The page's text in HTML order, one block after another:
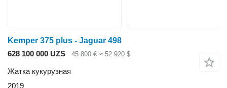
Kemper 375 plus - Jaguar 498
628 100 000 UZS
45 800 € ≈ 52 920 $
Жатка кукурузная
2019